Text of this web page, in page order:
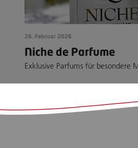
26. Februar 2026
Niche de Parfume
Exklusive Parfums für besondere